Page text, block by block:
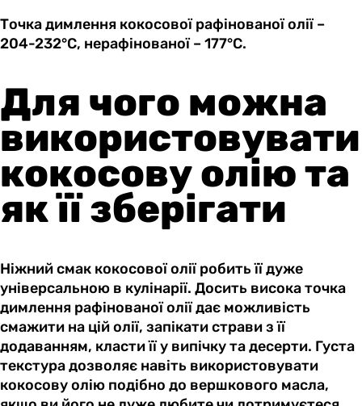
Точка димлення кокосової рафінованої олії –
204-232°C, нерафінованої – 177°C.
Для чого можна
використовувати
кокосову олію та
як її зберігати
Ніжний смак кокосової олії робить її дуже
універсальною в кулінарії. Досить висока точка
димлення рафінованої олії дає можливість
смажити на цій олії, запікати страви з її
додаванням, класти її у випічку та десерти. Густа
текстура дозволяє навіть використовувати
кокосову олію подібно до вершкового масла,